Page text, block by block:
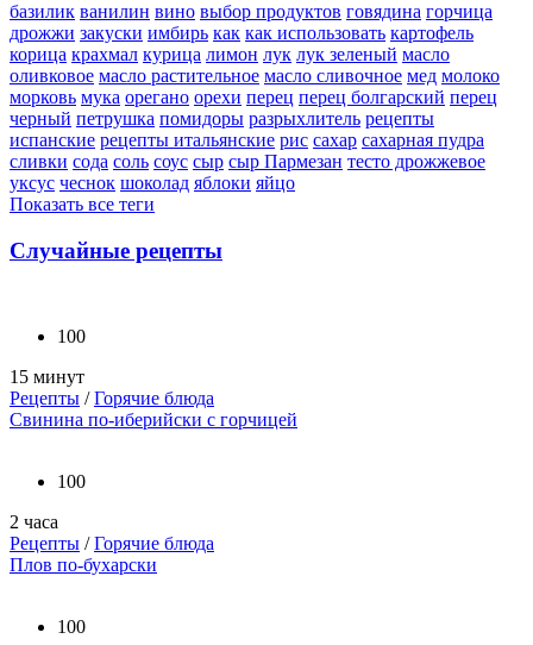
базилик ванилин вино выбор продуктов говядина горчица
дрожжи закуски имбирь как как использовать картофель
корица крахмал курица лимон лук лук зеленый масло
оливковое масло растительное масло сливочное мед молоко
морковь мука орегано орехи перец перец болгарский перец
черный петрушка помидоры разрыхлитель рецепты
испанские рецепты итальянские рис сахар сахарная пудра
сливки сода соль соус сыр сыр Пармезан тесто дрожжевое
уксус чеснок шоколад яблоки яйцо
Показать все теги
Случайные рецепты
100
15 минут
Рецепты /Горячие блюда
Свинина по-иберийски с горчицей
100
2 часа
Рецепты /Горячие блюда
Плов по-бухарски
100